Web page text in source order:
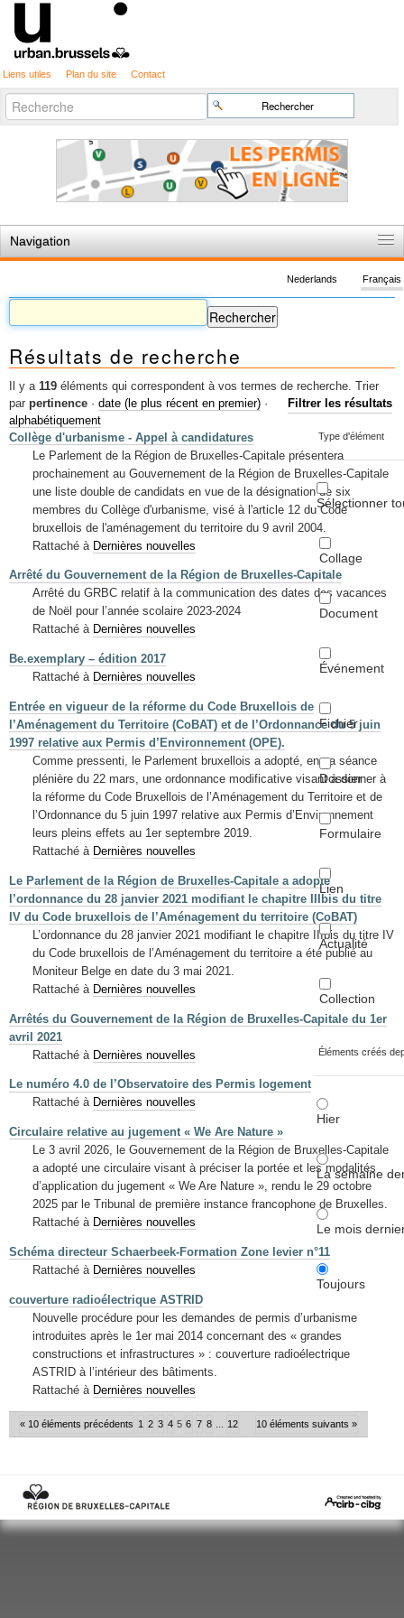
Liens utiles Plan du site Contact
Chercher par
Recherche
avancée…
Navigation
Règles du jeu
Permis d'urbanisme
Cartographie
Etudes et publications
Mots-clés
Renseignements urbanistiques
Français
Nederlands
Résultats de recherche
Il y a 119 éléments qui correspondent à vos termes de recherche.
Filtrer les résultats
Type d'élément
Sélectionner
Collage
Document
Événement
Fichier
Dossier
Formulaire
Lien
Actualité
Collection
Éléments créés
Hier
La semaine
Le mois
Toujours
Trier
par pertinence · date (le plus récent en premier) ·
alphabétiquement
Collège d'urbanisme - Appel à candidatures
Le Parlement de la Région de Bruxelles-Capitale présentera
prochainement au Gouvernement de la Région de Bruxelles-Capitale
une liste double de candidats en vue de la désignation de six
membres du Collège d'urbanisme, visé à l'article 12 du Code
bruxellois de l'aménagement du territoire du 9 avril 2004.
Rattaché à Dernières nouvelles
Arrêté du Gouvernement de la Région de Bruxelles-Capitale
Arrêté du GRBC relatif à la communication des dates des vacances
de Noël pour l’année scolaire 2023-2024
Rattaché à Dernières nouvelles
Be.exemplary – édition 2017
Rattaché à Dernières nouvelles
Entrée en vigueur de la réforme du Code Bruxellois de
l’Aménagement du Territoire (CoBAT) et de l’Ordonnance du 5 juin
1997 relative aux Permis d’Environnement (OPE).
Comme pressenti, le Parlement bruxellois a adopté, en sa séance
plénière du 22 mars, une ordonnance modificative visant à donner à
la réforme du Code Bruxellois de l’Aménagement du Territoire et de
l’Ordonnance du 5 juin 1997 relative aux Permis d’Environnement
leurs pleins effets au 1er septembre 2019.
Rattaché à Dernières nouvelles
Le Parlement de la Région de Bruxelles-Capitale a adopté
l’ordonnance du 28 janvier 2021 modifiant le chapitre IIIbis du titre
IV du Code bruxellois de l’Aménagement du territoire (CoBAT)
L’ordonnance du 28 janvier 2021 modifiant le chapitre IIIbis du titre IV
du Code bruxellois de l’Aménagement du territoire a été publié au
Moniteur Belge en date du 3 mai 2021.
Rattaché à Dernières nouvelles
Arrêtés du Gouvernement de la Région de Bruxelles-Capitale du 1er
avril 2021
Rattaché à Dernières nouvelles
Le numéro 4.0 de l’Observatoire des Permis logement
Rattaché à Dernières nouvelles
Circulaire relative au jugement « We Are Nature »
Le 3 avril 2026, le Gouvernement de la Région de Bruxelles-Capitale
a adopté une circulaire visant à préciser la portée et les modalités
d’application du jugement « We Are Nature », rendu le 29 octobre
2025 par le Tribunal de première instance francophone de Bruxelles.
Rattaché à Dernières nouvelles
Schéma directeur Schaerbeek-Formation Zone levier n°11
Rattaché à Dernières nouvelles
couverture radioélectrique ASTRID
Nouvelle procédure pour les demandes de permis d’urbanisme
introduites après le 1er mai 2014 concernant des « grandes
constructions et infrastructures » : couverture radioélectrique
ASTRID à l’intérieur des bâtiments.
Rattaché à Dernières nouvelles
« 10 éléments précédents 10 éléments suivants »
1 2 3 4 5 6 7 8 12